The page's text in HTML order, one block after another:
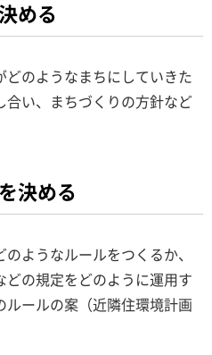
める
のようなまちにしていきた
合い、まちづくりの方針など
決める
ようなルールをつくるか、
どの規定をどのように運用す
ールの案（近隣住環境計画